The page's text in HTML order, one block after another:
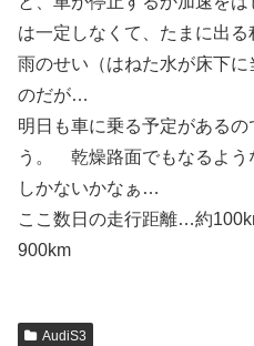
は一定しなくて、たまに出
雨のせい（はねた水が床下
のだが…
明日も車に乗る予定がある
う。 乾燥路面でもなるよう
しかないかなぁ…
ここ数日の走行距離…約
900km
AudiS3